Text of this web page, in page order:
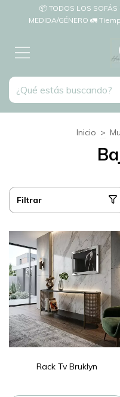
📦 TODOS LOS SOFÁS
MEDIDA/GÉNERO 🚛
Inicio >
Filtrar
Rack Tv Bruklyn